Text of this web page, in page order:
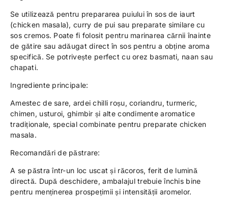
Se utilizează pentru prepararea puiului în sos de iaurt
(chicken masala), curry de pui sau preparate similare cu
sos cremos. Poate fi folosit pentru marinarea cărnii înainte
de gătire sau adăugat direct în sos pentru a obține aroma
specifică. Se potrivește perfect cu orez basmati, naan sau
chapati.
Ingrediente principale:
Amestec de sare, ardei chilli roșu, coriandru, turmeric,
chimen, usturoi, ghimbir și alte condimente aromatice
tradiționale, special combinate pentru preparate chicken
masala.
Recomandări de păstrare:
A se păstra într-un loc uscat și răcoros, ferit de lumină
directă. După deschidere, ambalajul trebuie închis bine
pentru menținerea prospețimii și intensității aromelor.